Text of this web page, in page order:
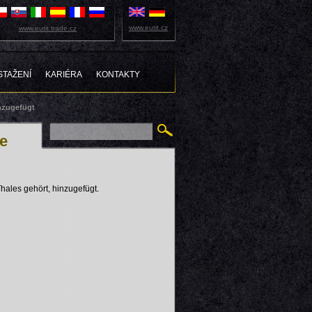
KARIÉRA KONTAKTY
www.eutit.trade.cz www.eutit.cz
gehört, hinzugefügt.